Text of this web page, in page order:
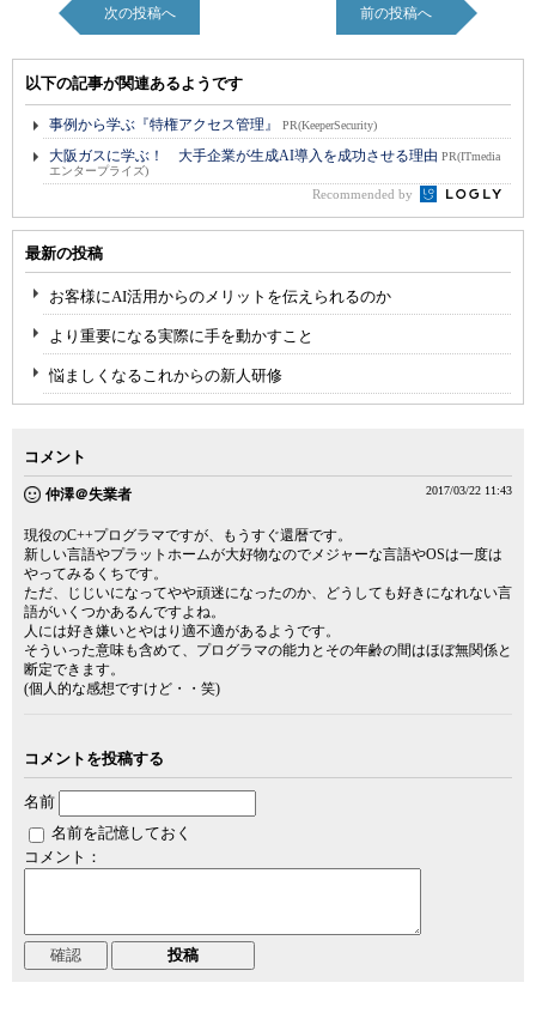
次の投稿へ 前の投稿へ
以下の記事が関連あるようです
事例から学ぶ『特権アクセス管理』 PR(KeeperSecurity)
大阪ガスに学ぶ！ 大手企業が生成AI導入を成功させる理由 PR(ITmedia
エンタープライズ)
Recommended by
最新の投稿
お客様にAI活用からのメリットを伝えられるのか
より重要になる実際に手を動かすこと
悩ましくなるこれからの新人研修
コメント
仲澤＠失業者 2017/03/22 11:43
現役のC++プログラマですが、もうすぐ還暦です。
新しい言語やプラットホームが大好物なのでメジャーな言語やOSは一度は
やってみるくちです。
ただ、じじいになってやや頑迷になったのか、どうしても好きになれない言
語がいくつかあるんですよね。
人には好き嫌いとやはり適不適があるようです。
そういった意味も含めて、プログラマの能力とその年齢の間はほぼ無関係と
断定できます。
(個人的な感想ですけど・・笑)
コメントを投稿する
名前
名前を記憶しておく
コメント：